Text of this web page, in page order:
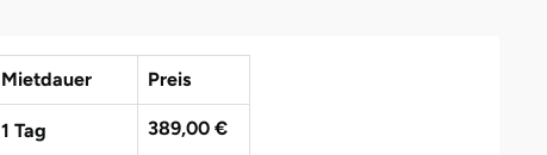
Mietdauer Preis
1 Tag 389,00 €